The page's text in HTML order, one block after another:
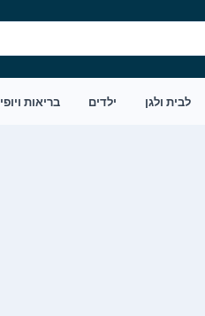
לבית ולגן ילדים בריאות ויופי